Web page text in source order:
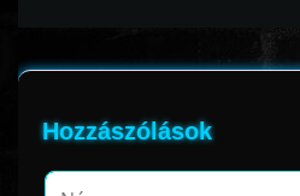
Hozzászólások